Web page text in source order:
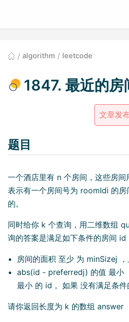
algorithm leetcode
1847. 最近的房
文章发
题目
一个酒店里有 n 个房间，这些房
表示有一个房间号为 roomIdi 的
的。
同时给你 k 个查询，用二维数组
询的答案是满足如下条件的房间 id
房间的面积 至少 为 minSizej ，
abs(id - preferredj) 的值 最小
最小 的 id 。如果 没有满足条件
请你返回长度为 k 的数组 answer